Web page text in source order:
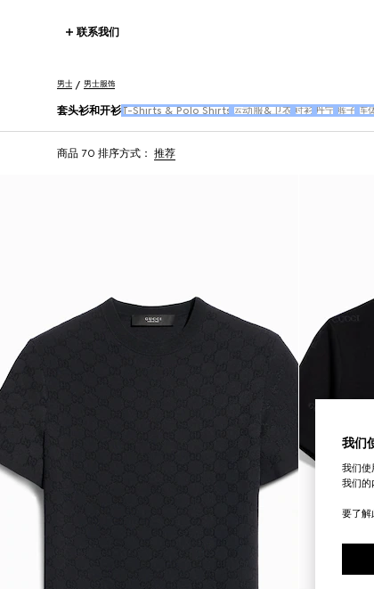
联系我们
男士 男士服饰
套头衫和开衫 T-Shirts & Polo Shirts 运动服&卫衣 衬衫 丹宁 裤子 连
商品 70 排序方式： 推荐
我们
我们
我们的
要了解